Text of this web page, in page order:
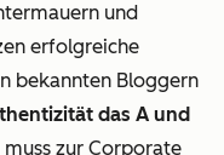
und
erfolgreiche
bekannten Bloggern
das A und
muss zur Corporate